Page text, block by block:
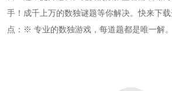
手！成千上万的数独谜题等你解决。快来下
点：※ 专业的数独游戏，每道题都是唯一解。